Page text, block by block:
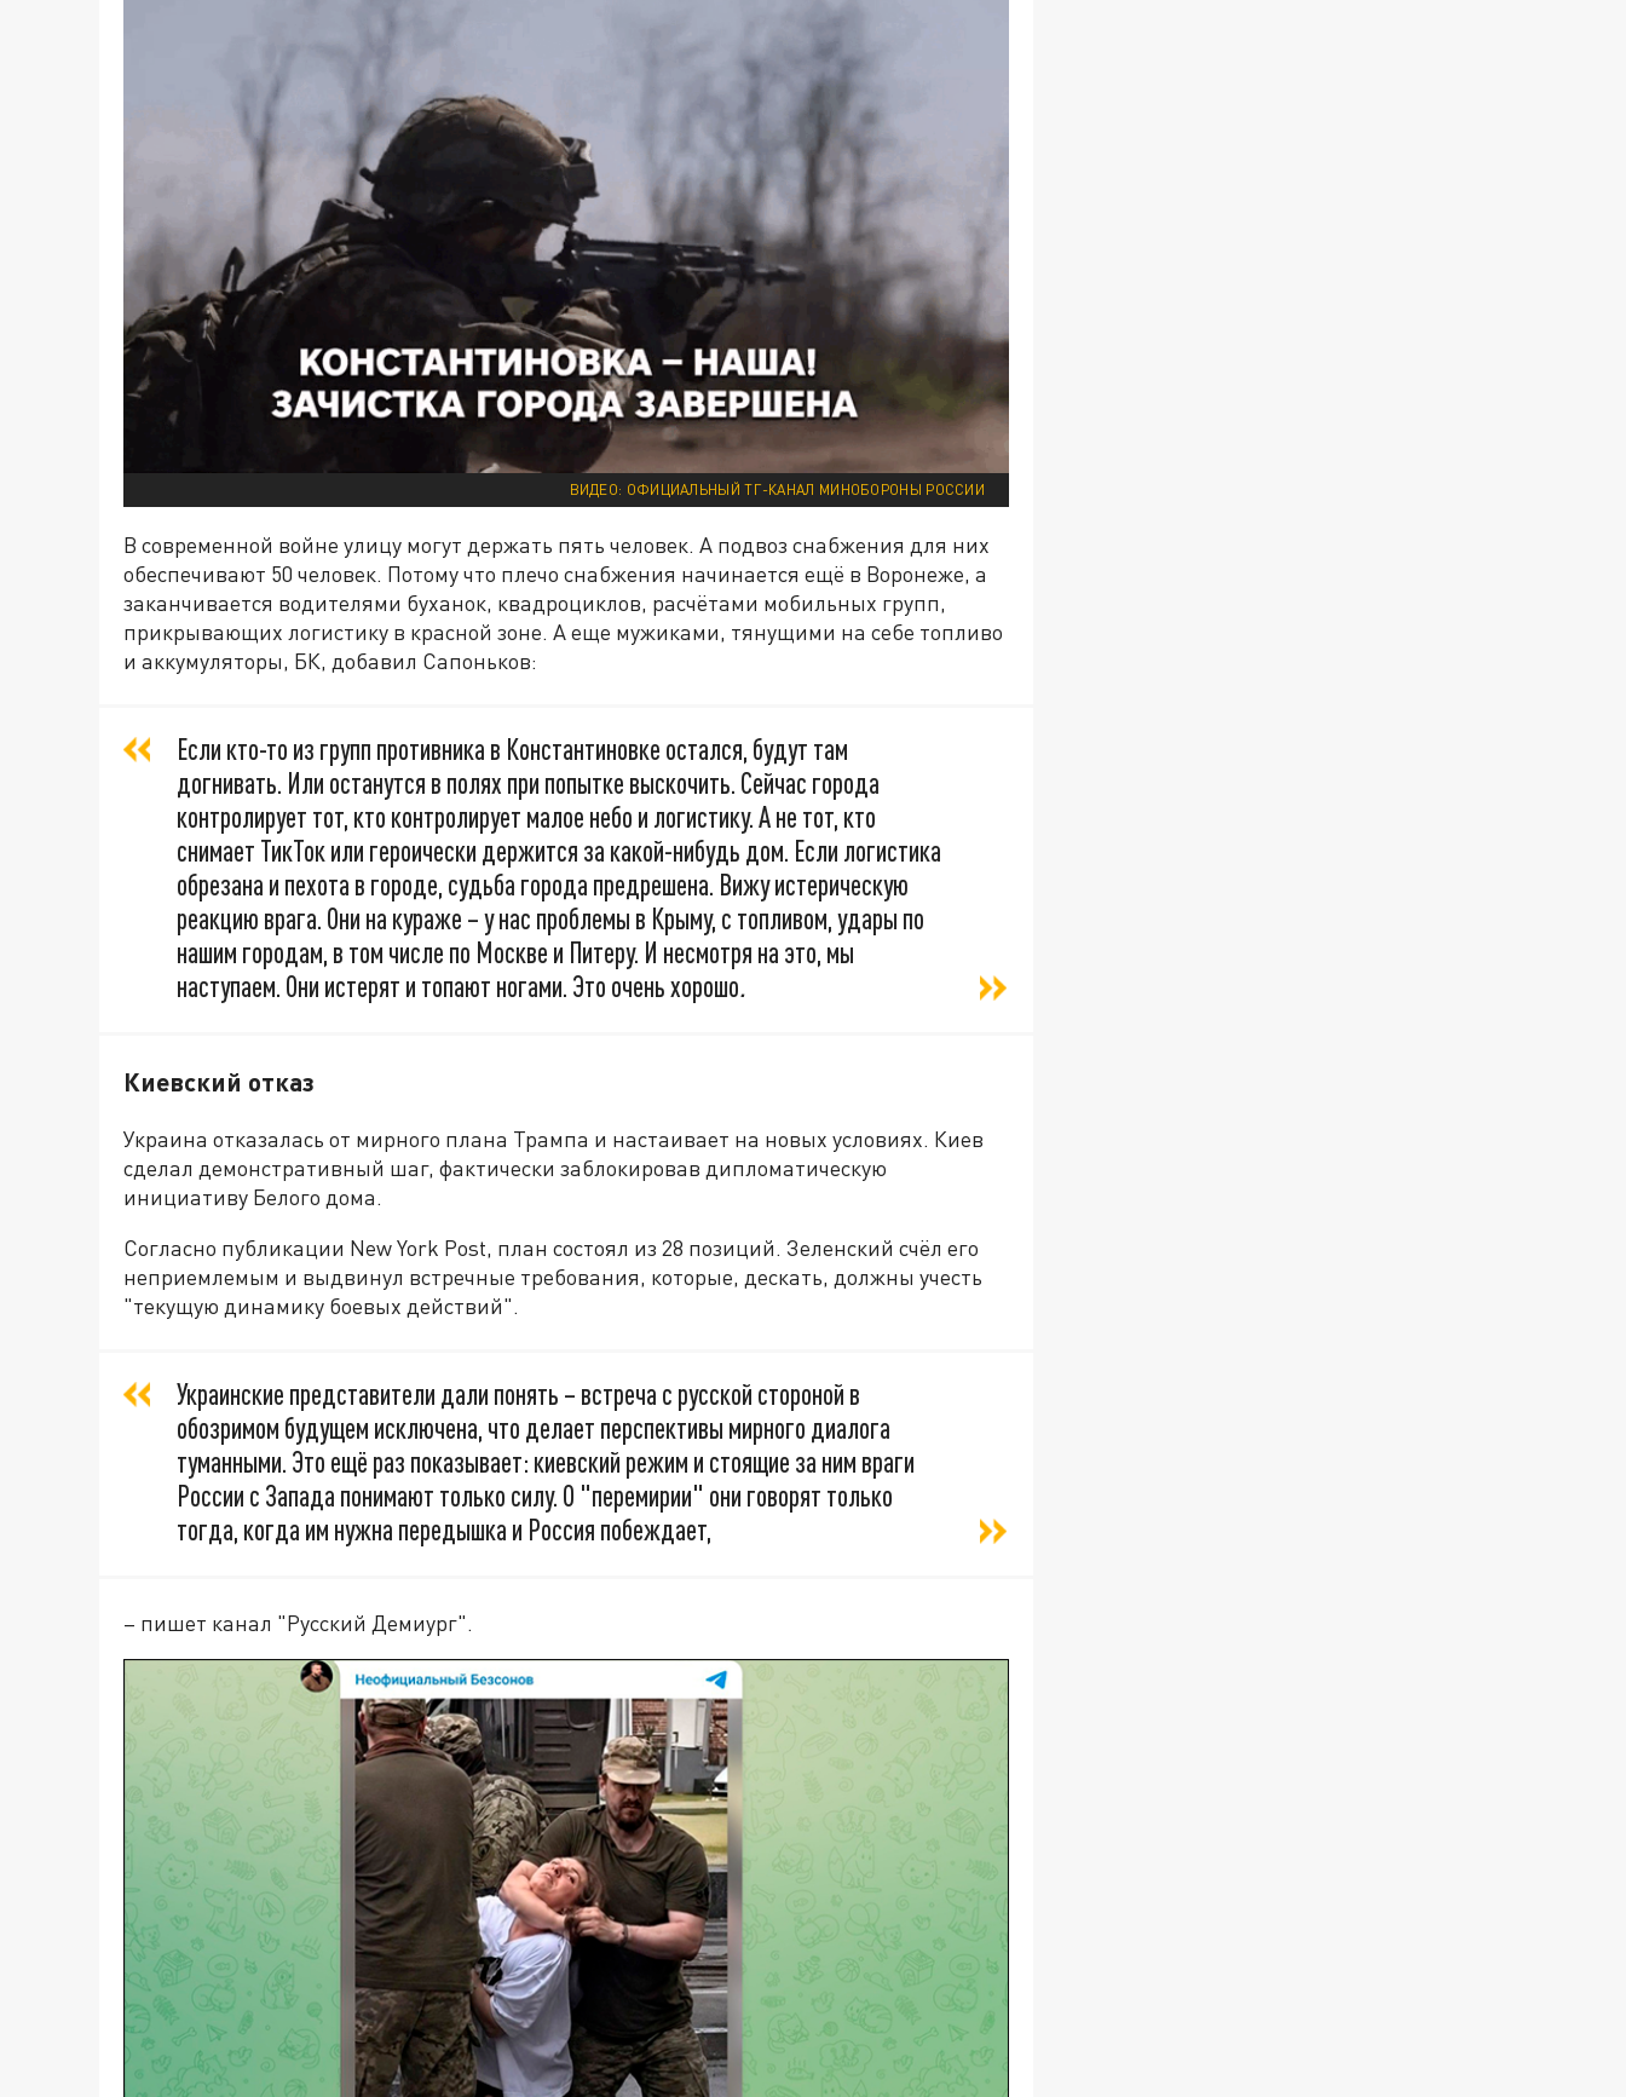
ВИДЕО: ОФИЦИАЛЬНЫЙ ТГ-КАНАЛ МИНОБОРОНЫ РОССИИ
В современной войне улицу могут держать пять человек. А подвоз снабжения для них
обеспечивают 50 человек. Потому что плечо снабжения начинается ещё в Воронеже, а
заканчивается водителями буханок, квадроциклов, расчётами мобильных групп,
прикрывающих логистику в красной зоне. А еще мужиками, тянущими на себе топливо
и аккумуляторы, БК, добавил Сапоньков:
Если кто-то из групп противника в Константиновке остался, будут там
догнивать. Или останутся в полях при попытке выскочить. Сейчас города
контролирует тот, кто контролирует малое небо и логистику. А не тот, кто
снимает ТикТок или героически держится за какой-нибудь дом. Если логистика
обрезана и пехота в городе, судьба города предрешена. Вижу истерическую
реакцию врага. Они на кураже – у нас проблемы в Крыму, с топливом, удары по
нашим городам, в том числе по Москве и Питеру. И несмотря на это, мы
наступаем. Они истерят и топают ногами. Это очень хорошо.
Киевский отказ
Украина отказалась от мирного плана Трампа и настаивает на новых условиях. Киев
сделал демонстративный шаг, фактически заблокировав дипломатическую
инициативу Белого дома.
Согласно публикации New York Post, план состоял из 28 позиций. Зеленский счёл его
неприемлемым и выдвинул встречные требования, которые, дескать, должны учесть
"текущую динамику боевых действий".
Украинские представители дали понять – встреча с русской стороной в
обозримом будущем исключена, что делает перспективы мирного диалога
туманными. Это ещё раз показывает: киевский режим и стоящие за ним враги
России с Запада понимают только силу. О "перемирии" они говорят только
тогда, когда им нужна передышка и Россия побеждает,
– пишет канал "Русский Демиург".